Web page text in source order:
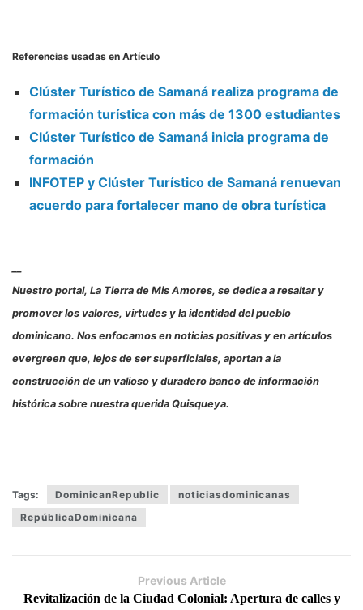
Referencias usadas en Artículo
Clúster Turístico de Samaná realiza programa de
formación turística con más de 1300 estudiantes
Clúster Turístico de Samaná inicia programa de
formación
INFOTEP y Clúster Turístico de Samaná renuevan
acuerdo para fortalecer mano de obra turística
Nuestro portal, La Tierra de Mis Amores, se dedica a resaltar y
promover los valores, virtudes y la identidad del pueblo
dominicano. Nos enfocamos en noticias positivas y en artículos
evergreen que, lejos de ser superficiales, aportan a la
construcción de un valioso y duradero banco de información
histórica sobre nuestra querida Quisqueya.
Tags: DominicanRepublic
noticiasdominicanas
RepúblicaDominicana
Previous Article
Revitalización de la Ciudad Colonial: Apertura de calles y